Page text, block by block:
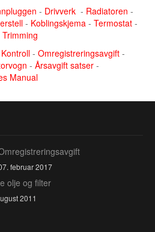
- Drivverk - Radiatoren -
- Koblingskjema - Termostat -
Trimming
- Omregistreringsavgift -
- Årsavgift satser -
Manual
februar 2017
olje og filter
2011